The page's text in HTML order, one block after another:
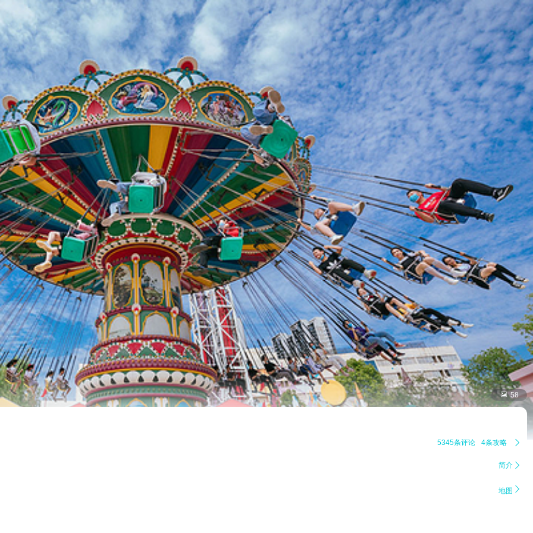
 58
5345条评论 4条攻略 
简介 
地图 